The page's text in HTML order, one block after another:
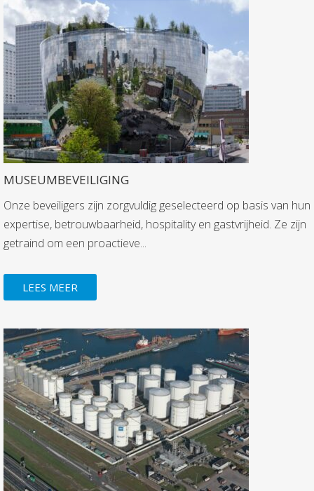
MUSEUMBEVEILIGING
Onze beveiligers zijn zorgvuldig geselecteerd op basis van hun
expertise, betrouwbaarheid, hospitality en gastvrijheid. Ze zijn
getraind om een proactieve...
LEES MEER